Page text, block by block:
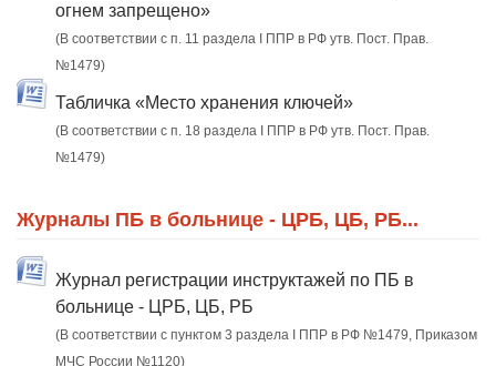
огнем запрещено»
(В соответствии с п. 11 раздела I ППР в РФ утв. Пост. Прав.
№1479)
Табличка «Место хранения ключей»
(В соответствии с п. 18 раздела I ППР в РФ утв. Пост. Прав.
№1479)
Журналы ПБ в больнице - ЦРБ, ЦБ, РБ...
Журнал регистрации инструктажей по ПБ в
больнице - ЦРБ, ЦБ, РБ
(В соответствии с пунктом 3 раздела I ППР в РФ №1479, Приказом
МЧС России №1120)